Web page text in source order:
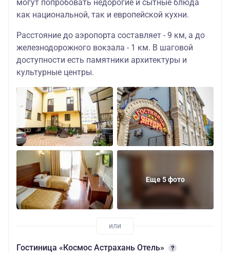
могут попробовать недорогие и сытные блюда
как национальной, так и европейской кухни.
Расстояние до аэропорта составляет - 9 км, а до
железнодорожного вокзала - 1 км. В шаговой
доступности есть памятники архитектуры и
культурные центры.
Еще 5 фото
Гостиница «Космос Астрахань Отель»